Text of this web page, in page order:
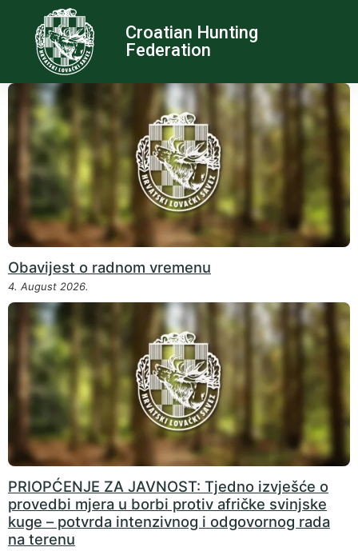
Croatian Hunting
Federation
Obavijest o radnom vremenu
4. August 2026.
PRIOPĆENJE ZA JAVNOST: Tjedno izvješće o
provedbi mjera u borbi protiv afričke svinjske
kuge – potvrda intenzivnog i odgovornog rada
na terenu